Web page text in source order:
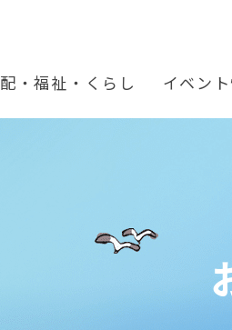
・福祉・くらし イベン